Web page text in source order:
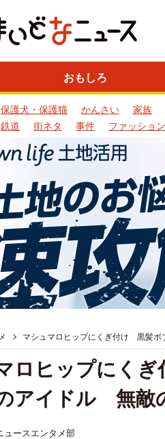
おもしろ
保護犬・保護猫 かんさい 家族
鉄道
街ネタ 事件 ファッション
マシュマロヒップにくぎ付け 黒髪
ロヒップにく
アイドル 無敵
ュースエンタメ部